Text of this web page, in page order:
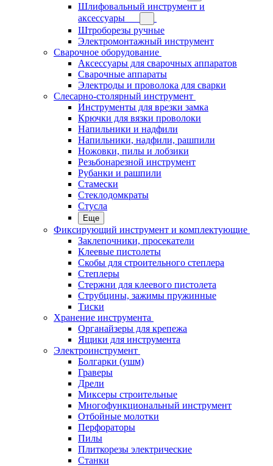
Шлифовальный инструмент и
аксессуары
Штроборезы ручные
Электромонтажный инструмент
Сварочное оборудование
Аксессуары для сварочных аппаратов
Сварочные аппараты
Электроды и проволока для сварки
Слесарно-столярный инструмент
Инструменты для врезки замка
Крючки для вязки проволоки
Напильники и надфили
Напильники, надфили, рашпили
Ножовки, пилы и лобзики
Резьбонарезной инструмент
Рубанки и рашпили
Стамески
Стеклодомкраты
Стусла
Еще
Фиксирующий инструмент и комплектующие
Заклепочники, просекатели
Клеевые пистолеты
Скобы для строительного степлера
Степлеры
Стержни для клеевого пистолета
Струбцины, зажимы пружинные
Тиски
Хранение инструмента
Органайзеры для крепежа
Ящики для инструмента
Электроинструмент
Болгарки (ушм)
Граверы
Дрели
Миксеры строительные
Многофункциональный инструмент
Отбойные молотки
Перфораторы
Пилы
Плиткорезы электрические
Станки